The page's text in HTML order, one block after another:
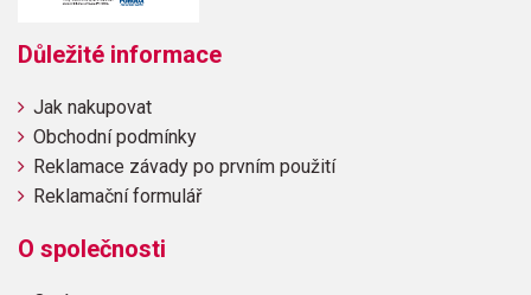
Důležité informace
Jak nakupovat
Obchodní podmínky
Reklamace závady po prvním použití
Reklamační formulář
O společnosti